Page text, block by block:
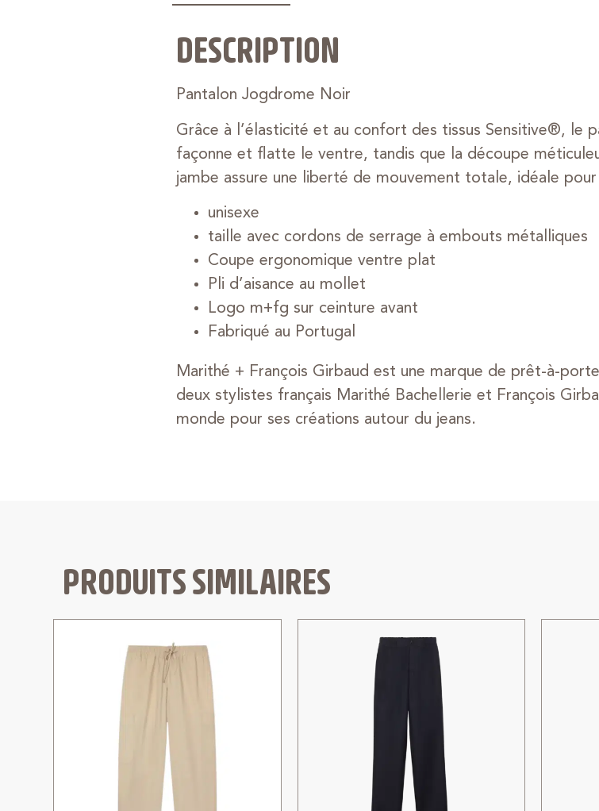
DESCRIPTION
Pantalon Jogdrome Noir
Grâce à l’élasticité et au confort des tissus Sensitive®, le
façonne et flatte le ventre, tandis que la découpe
jambe assure une liberté de mouvement totale, idéale
unisexe
taille avec cordons de serrage à embouts métalliques
Coupe ergonomique ventre plat
Pli d’aisance au mollet
Logo m+fg sur ceinture avant
Fabriqué au Portugal
Marithé + François Girbaud est une marque de prêt-à-
deux stylistes français Marithé Bachellerie et François
monde pour ses créations autour du jeans.
PRODUITS SIMILAIRES